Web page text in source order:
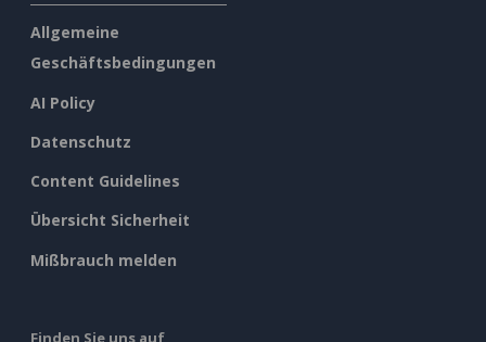
Allgemeine
Geschäftsbedingungen
AI Policy
Datenschutz
Content Guidelines
Übersicht Sicherheit
Mißbrauch melden
Finden Sie uns auf